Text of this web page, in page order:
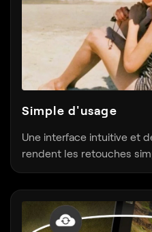
Simple d'usage
Une interface intuitive et
rendent les retouches